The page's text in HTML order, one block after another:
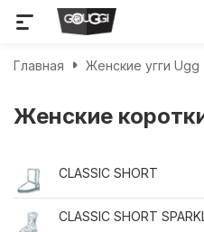
Главная Женские угги Ugg
Женские
CLASSIC SHORT
CLASSIC SHORT